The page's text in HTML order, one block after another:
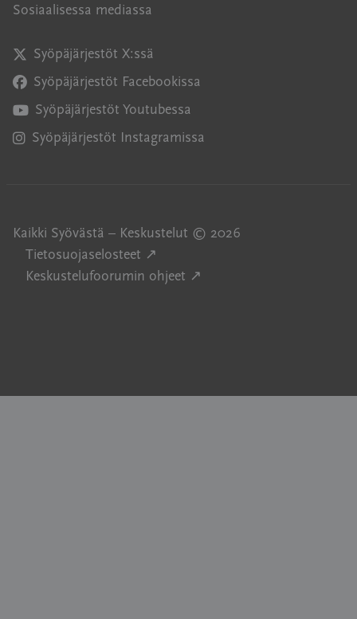
Sosiaalisessa mediassa
Syöpäjärjestöt X:ssä
Avautuu uuteen ikkunaan
Syöpäjärjestöt Facebookissa
Avautuu uuteen ikkunaan
Syöpäjärjestöt Youtubessa
Avautuu uuteen ikkunaan
Syöpäjärjestöt Instagramissa
Avautuu uuteen ikkunaan
Kaikki Syövästä – Keskustelut © 2026
Tietosuojaselosteet ↗
Keskustelufoorumin ohjeet ↗